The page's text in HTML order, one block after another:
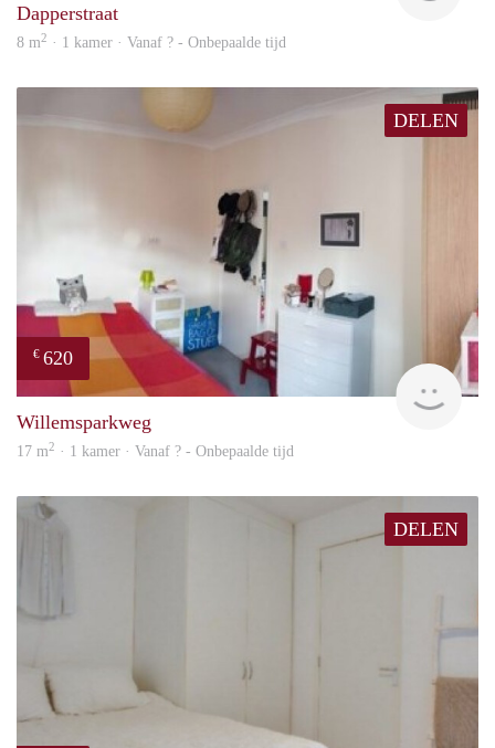
Dapperstraat
8 m2 · 1 kamer · Vanaf ? - Onbepaalde tijd
DELEN
€ 620
Willemsparkweg
17 m2 · 1 kamer · Vanaf ? - Onbepaalde tijd
DELEN